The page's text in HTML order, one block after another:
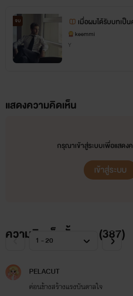
จบ
เมื่อผมได้รับบทเป็นค
(ท้องได้) 25+
keemmi
Y
แสดงความคิดเห็น
กรุณาเข้าสู่ระบบเพื่อแสดง
เข้าสู่ระบบ
ความคิดเห็นทั้งหมด (387)
PELACUT
ค่อนข้างสร้างแรงบันดาลใจ